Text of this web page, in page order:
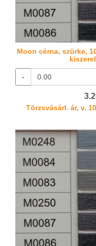
Moon cérna, szürke,
-
Törzsvásárl. ár, v.